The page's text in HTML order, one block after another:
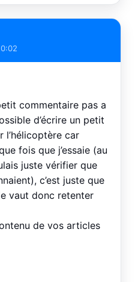
commentaire pas a
d’écrire un petit
l’hélicoptère car
fois que j’essaie (au
juste vérifier que
c’est juste que
vaut donc retenter
de vos articles